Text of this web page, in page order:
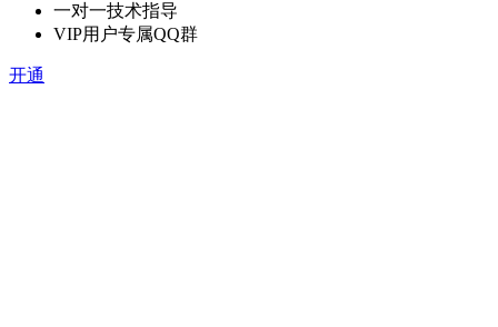
一对一技术指导
VIP用户专属QQ群
开通